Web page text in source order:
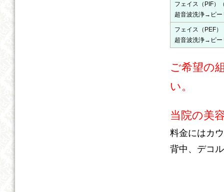
フェイス（PIF）
超音波洗浄→ピ
フェイス（PEF）
超音波洗浄→ピ
ご希望の
い。
当院の美
料金にはカ
背中、デコ